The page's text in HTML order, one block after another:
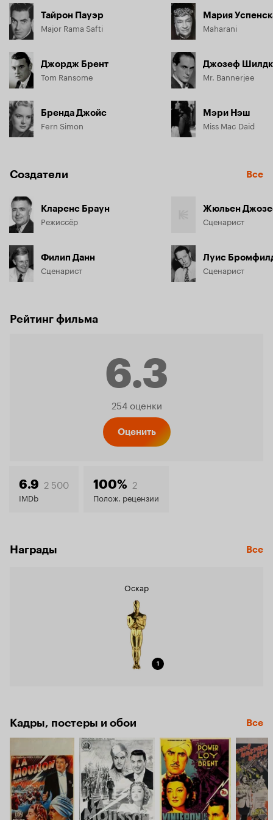
Тайрон Пауэр
Major Rama Safti
Джордж Брент
Tom Ransome
Бренда Джойс
Fern Simon
Мария
Maharani
Джозеф
Mr. Bannerjee
Мэри Нэш
Miss Mac Daid
Создатели Все
Кларенс Браун
Режиссёр
Филип Данн
Сценарист
Жюльен
Сценарист
Луис
Сценарист
Рейтинг фильма
6.3
Рейтинг
6.3
254 оценки
Оценить
6.9 2 500
IMDb
100% 2
Полож. рецензии
Награды Все
Оскар
1
Кадры, постеры и обои Все